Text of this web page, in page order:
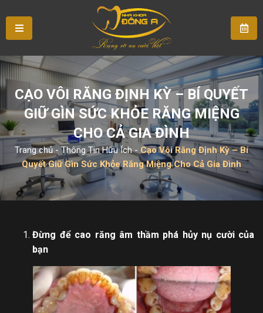
CẠO VÔI RĂNG ĐỊNH KỲ – BÍ QUYẾT
GIỮ GÌN SỨC KHỎE RĂNG MIỆNG
CHO CẢ GIA ĐÌNH
Trang chủ -Thông Tin Hữu Ích- Cạo Vôi Răng Định Kỳ – Bí
Quyết Giữ Gìn Sức Khỏe Răng Miệng Cho Cả Gia Đình
Đừng để cao răng âm thầm phá hủy nụ cười của
bạn